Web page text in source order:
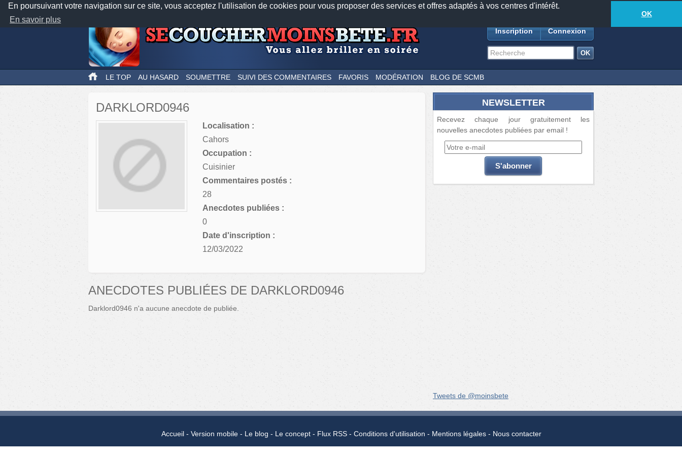
En poursuivant votre navigation sur ce site, vous acceptez l'utilisation de cookies pour vous proposer des services et offres adaptés à vos centres d'intérêt.
En savoir plus
OK
Nos applications mobiles Newsletter Facebook
TwitterFeeds18881anecdotes-544lecteurs connectés
Inscription Connexion
LE TOP AU HASARD SOUMETTRE SUIVI DES COMMENTAIRES FAVORIS MODÉRATION BLOG DE SCMB
DARKLORD0946
Localisation :
Cahors
Occupation :
Cuisinier
Commentaires postés :
28
Anecdotes publiées :
0
Date d'inscription :
12/03/2022
ANECDOTES PUBLIÉES DE DARKLORD0946
Darklord0946 n'a aucune anecdote de publiée.
NEWSLETTER
Recevez chaque jour gratuitement les
nouvelles anecdotes publiées par email !
Tweets de @moinsbete
Accueil Version mobile Le blog Le concept Flux RSS Conditions d'utilisation Mentions légales Nous contacter